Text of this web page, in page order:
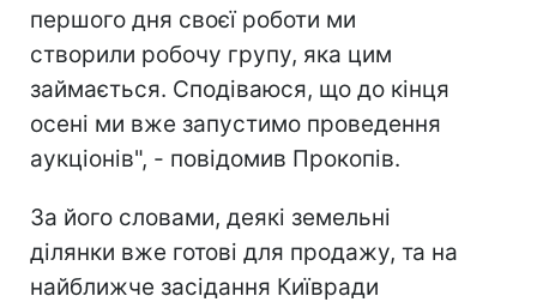
першого дня своєї роботи ми
створили робочу групу, яка цим
займається. Сподіваюся, що до кінця
осені ми вже запустимо проведення
аукціонів", - повідомив Прокопів.
За його словами, деякі земельні
ділянки вже готові для продажу, та на
найближче засідання Київради